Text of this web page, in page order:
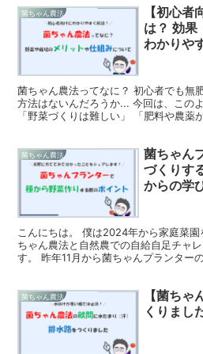
菌ちゃん農法
【初心
は？ 効果
わかりや
菌ちゃん農法ってなに？ 初心者でも無
方法はないんだろうか... 今回は、この
「野菜づくりは難しい」 「肥料や農薬
菌ちゃん農法
菌ちゃん
づくりす
からの学
こんにちは。 僕は2024年から家庭菜
ちゃん農法と自然農での自給自足チャ
す。 昨年11月から菌ちゃんプランター
菌ちゃん農法
【菌ち
くりまし